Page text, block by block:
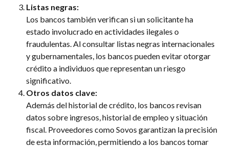
Listas negras:
Los bancos también verifican si un solicitante ha
estado involucrado en actividades ilegales o
fraudulentas. Al consultar listas negras internacionales
y gubernamentales, los bancos pueden evitar otorgar
crédito a individuos que representan un riesgo
significativo.
Otros datos clave:
Además del historial de crédito, los bancos revisan
datos sobre ingresos, historial de empleo y situación
fiscal. Proveedores como Sovos garantizan la precisión
de esta información, permitiendo a los bancos tomar